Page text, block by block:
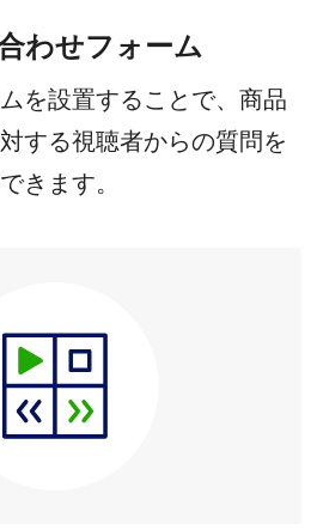
わせフォーム
を設置することで、商品
する視聴者からの質問を
きます。